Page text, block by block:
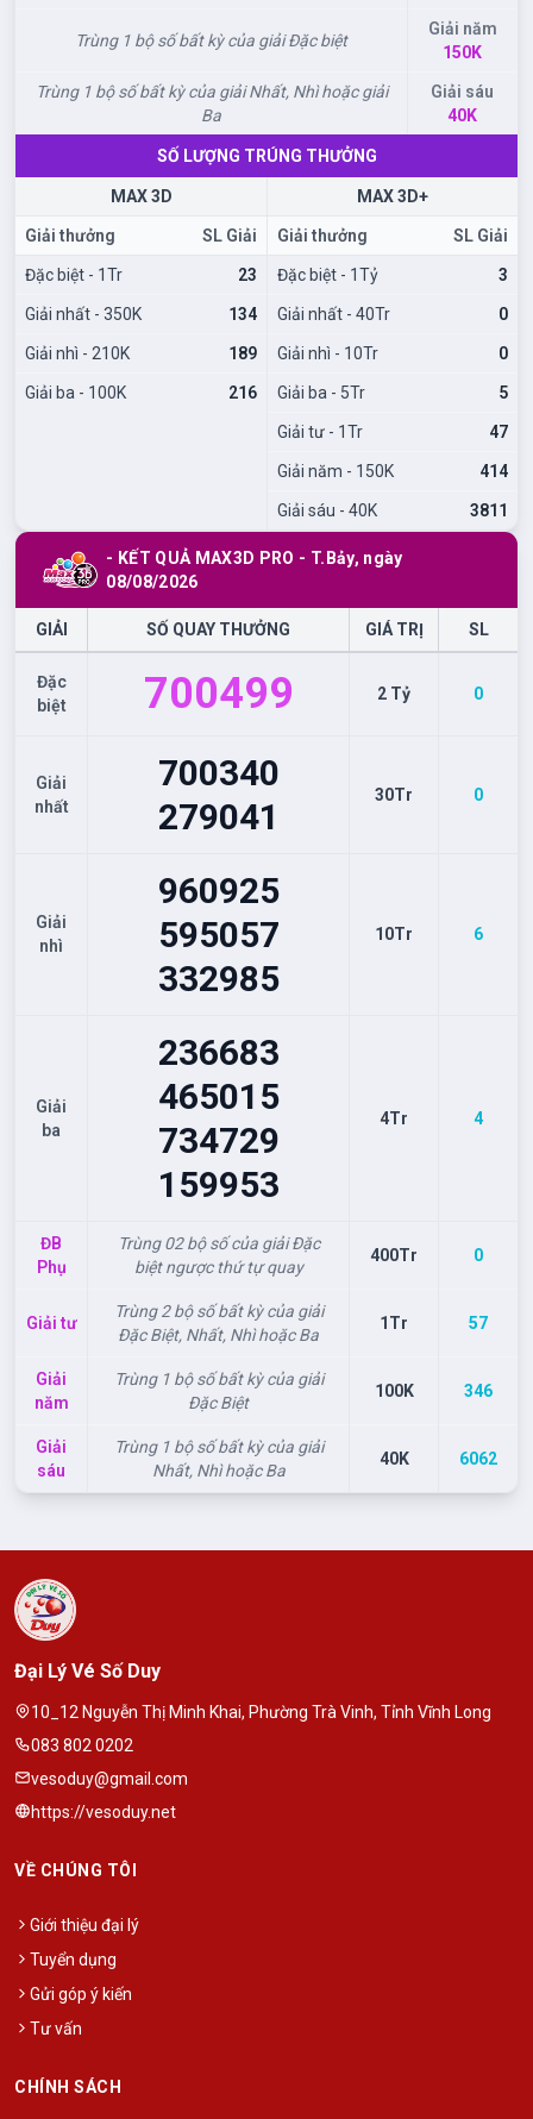
Trùng 1 bộ số bất kỳ của giải Đặc biệt
Giải năm
150K
Trùng 1 bộ số bất kỳ của giải Nhất, Nhì hoặc giải
Ba
Giải sáu
40K
SỐ LƯỢNG TRÚNG THƯỞNG
MAX 3D
Giải thưởng SL Giải
Đặc biệt - 1Tr 23
Giải nhất - 350K 134
Giải nhì - 210K 189
Giải ba - 100K 216
MAX 3D+
Giải thưởng SL Giải
Đặc biệt - 1Tỷ 3
Giải nhất - 40Tr 0
Giải nhì - 10Tr 0
Giải ba - 5Tr 5
Giải tư - 1Tr 47
Giải năm - 150K 414
Giải sáu - 40K 3811
- KẾT QUẢ MAX3D PRO - T.Bảy, ngày
08/08/2026
GIẢI SỐ QUAY THƯỞNG GIÁ TRỊ SL
Đặc
biệt
700499 2 Tỷ 0
Giải
nhất
700340
279041
30Tr 0
Giải
nhì
960925
595057
332985
10Tr 6
Giải
ba
236683
465015
734729
159953
4Tr 4
ĐB
Phụ
Trùng 02 bộ số của giải Đặc
biệt ngược thứ tự quay
400Tr 0
Giải tư
Trùng 2 bộ số bất kỳ của giải
Đặc Biệt, Nhất, Nhì hoặc Ba
1Tr 57
Giải
năm
Trùng 1 bộ số bất kỳ của giải
Đặc Biệt
100K 346
Giải
sáu
Trùng 1 bộ số bất kỳ của giải
Nhất, Nhì hoặc Ba
40K 6062
Đại Lý Vé Số Duy
10_12 Nguyễn Thị Minh Khai, Phường Trà Vinh, Tỉnh Vĩnh Long
083 802 0202
vesoduy@gmail.com
https://vesoduy.net
VỀ CHÚNG TÔI
Giới thiệu đại lý
Tuyển dụng
Gửi góp ý kiến
Tư vấn
CHÍNH SÁCH